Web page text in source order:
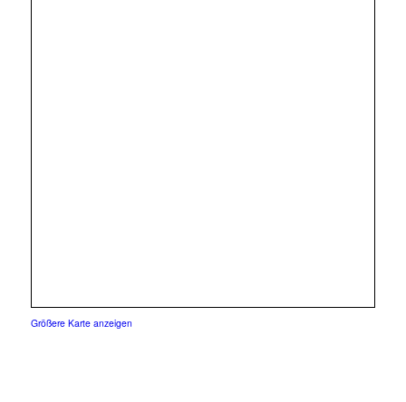
Größere Karte anzeigen